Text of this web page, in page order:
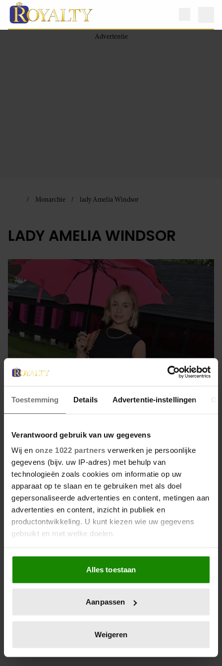
Toestemming Details Advertentie-instellingen
Verantwoord gebruik van uw gegevens
Wij en onze 1022 partners verwerken je persoonlijke
gegevens (bijv. uw IP-adres) met behulp van
technologieën zoals cookies om informatie op uw
apparaat op te slaan en te gebruiken met als doel
gepersonaliseerde advertenties en content, metingen aan
advertenties en content, inzicht in publiek en
productontwikkeling. U kunt kiezen wie uw gegevens
gebruikt en met welke doelen.
Als u het toestaat, willen we ook graag:
Informatie verzamelen over uw geografische
locatie, die tot een paar meter nauwkeurig kan zijn
scannen op specifieke eigenschappen (fingerprinting)
verwerkt en stel uw voorkeuren in het
intrekken in de Cookieverklaring.
Alles toestaan
Aanpassen
Weigeren
Monarchie lady Amelia Windsor
LADY AMELIA WINDSOR
27 augustus 2024
LADY AMELIA WINDSOR VIERDE
HAAR 29E VERJAARDAG.
MAAR WIE IS ZIJ EIGENLIJK?
Met een bekende achternaam, een vleugje glitter en
glamour, én een passie voor het milieu, heeft Lady
Amelia (29) haar eigen plek in de schijnwerpers
veroverd.